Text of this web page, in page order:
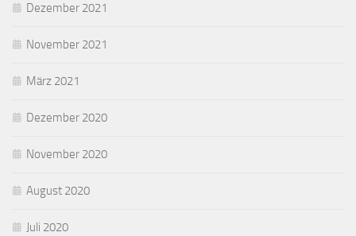
Dezember 2021
November 2021
März 2021
Dezember 2020
November 2020
August 2020
Juli 2020